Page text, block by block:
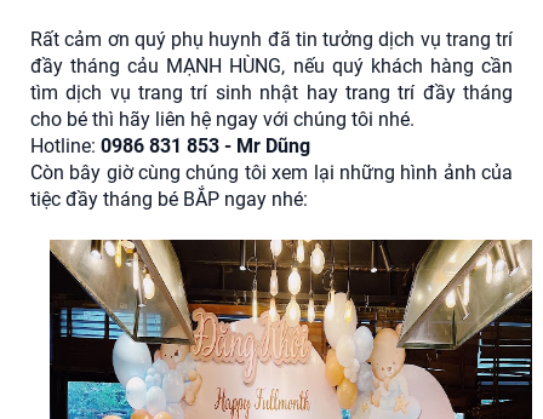
Rất cảm ơn quý phụ huynh đã tin tưởng dịch vụ trang trí
đầy tháng cảu MẠNH HÙNG, nếu quý khách hàng cần
tìm dịch vụ trang trí sinh nhật hay trang trí đầy tháng
cho bé thì hãy liên hệ ngay với chúng tôi nhé.
Hotline: 0986 831 853 - Mr Dũng
Còn bây giờ cùng chúng tôi xem lại những hình ảnh của
tiệc đầy tháng bé BẮP ngay nhé: